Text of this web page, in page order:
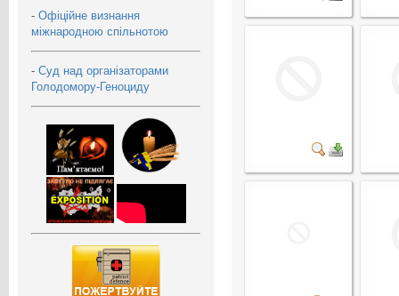
- Офіційне визнання
міжнародною спільнотою
- Суд над організаторами
Голодомору-Геноциду